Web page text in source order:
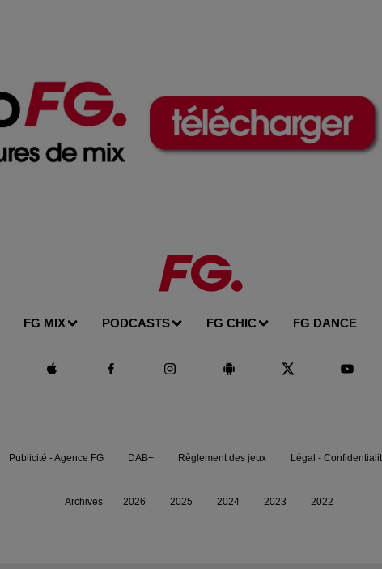
FG MIX PODCASTS FG CHIC FG DANCE
Publicité - Agence FG DAB+ Règlement des jeux Légal -
Archives 2026 2025 2024 2023 2022